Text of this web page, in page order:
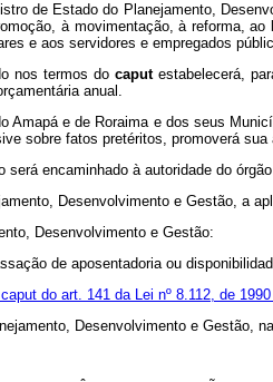
de Estado do Planejamento,
à movimentação, à reforma,
e aos servidores e
nos termos do caput estabelecerá,
anual.
Amapá e de Roraima e dos seus
sobre fatos pretéritos, promoverá
será encaminhado à autoridade do
Desenvolvimento e Gestão, a
Desenvolvimento e Gestão:
de aposentadoria ou
do art. 141 da Lei nº 8.112, de 1990
Desenvolvimento e Gestão,